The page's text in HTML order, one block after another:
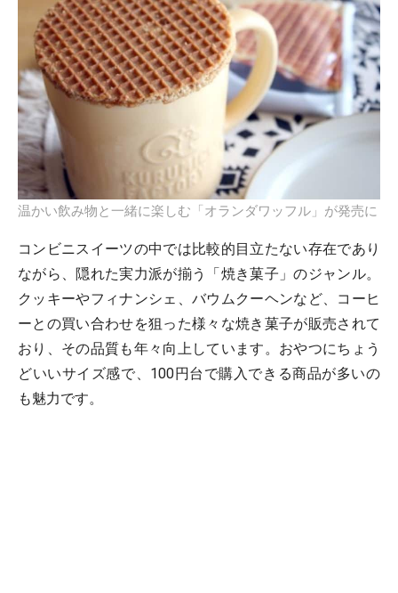
温かい飲み物と一緒に楽しむ「オランダワッフル」が発売に
コンビニスイーツの中では比較的目立たない存在であり
ながら、隠れた実力派が揃う「焼き菓子」のジャンル。
クッキーやフィナンシェ、バウムクーヘンなど、コーヒ
ーとの買い合わせを狙った様々な焼き菓子が販売されて
おり、その品質も年々向上しています。おやつにちょう
どいいサイズ感で、100円台で購入できる商品が多いの
も魅力です。